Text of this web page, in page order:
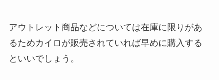
アウトレット商品などについては在庫に限りがあ
るためカイロが販売されていれば早めに購入する
といいでしょう。